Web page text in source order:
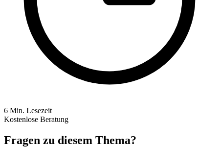
6 Min. Lesezeit
Kostenlose Beratung
Fragen zu diesem Thema?